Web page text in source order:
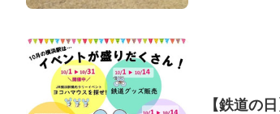
【鉄道の